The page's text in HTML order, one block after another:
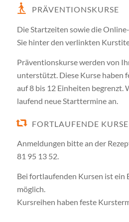
PRÄVENTIONSKURSE
Die Startzeiten sowie die
Sie hinter den verlinkten
Präventionskurse werden von
unterstützt. Diese Kurse haben
auf 8 bis 12 Einheiten begrenzt.
laufend neue Starttermine an.
FORTLAUFENDE
Anmeldungen bitte an der
81 95 13 52.
Bei fortlaufenden Kursen ist ein
möglich.
Kursreihen haben feste